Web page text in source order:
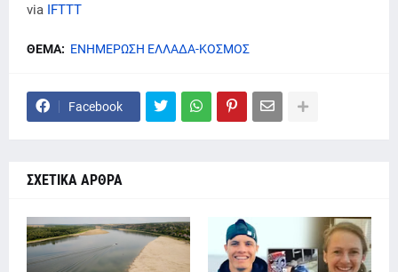
via IFTTT
ΘΕΜΑ: ΕΝΗΜΕΡΩΣΗ ΕΛΛΑΔΑ-ΚΟΣΜΟΣ
Facebook
ΣΧΕΤΙΚΑ ΑΡΘΡΑ